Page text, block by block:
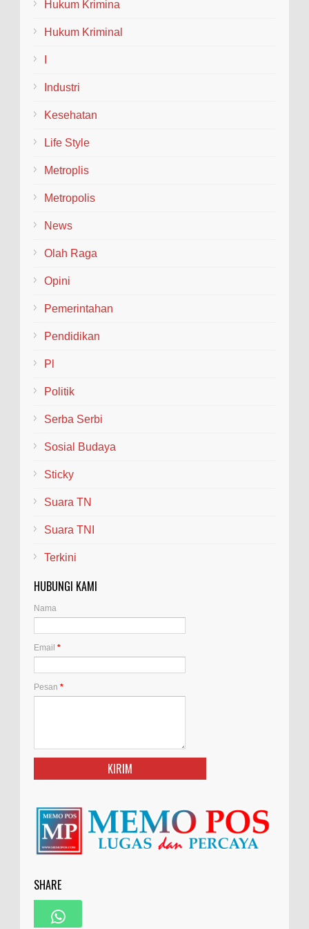
(Welcome and Farewell Parade) bagi pimpinan baru dan
Hukum Krimina
Hukum Kriminal
Industri
Kesehatan
Life Style
Metroplis
Metropolis
News
Olah Raga
Opini
Pemerintahan
Pendidikan
Pl
Politik
Serba Serbi
Sosial Budaya
Sticky
Suara TN
Suara TNI
Terkini
HUBUNGI KAMI
Nama
Email *
Pesan *
SHARE